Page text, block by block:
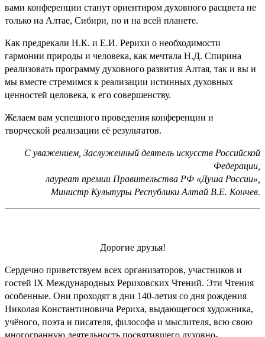
вами конференции станут ориентиром духовного расцвета не
только на Алтае, Сибири, но и на всей планете.
Как предрекали Н.К. и Е.И. Рерихи о необходимости
гармонии природы и человека, как мечтала Н.Д. Спирина
реализовать программу духовного развития Алтая, так и вы и
мы вместе стремимся к реализации истинных духовных
ценностей целовека, к его совершенству.
Желаем вам успешного проведения конференции и
творческой реализации её результатов.
С уважением, Заслуженный деятель искусств Российской
Федерации,
лауреат премии Правительства РФ «Душа России»,
Министр Культуры Республики Алтай В.Е. Кончев.
Дорогие друзья!
Сердечно приветствуем всех организаторов, участников и
гостей IX Международных Рериховских Чтений. Эти Чтения
особенные. Они проходят в дни 140-летия со дня рождения
Николая Константиновича Рериха, выдающегося художника,
учёного, поэта и писателя, философа и мыслителя, всю свою
многогранную деятельность посвятившего духовно-